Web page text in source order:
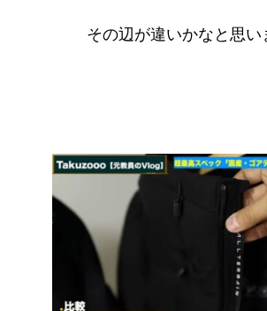
その辺が違いかなと思い